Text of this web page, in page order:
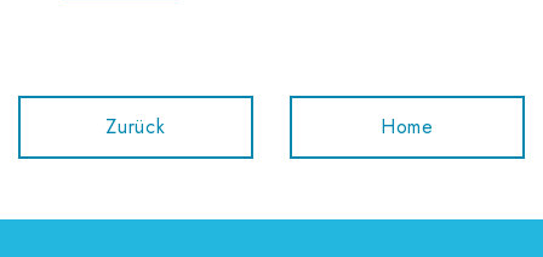
Zurück Home